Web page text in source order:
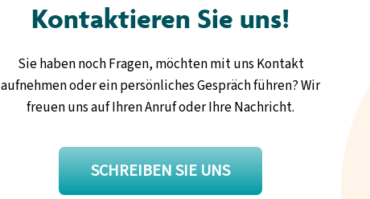
Kontaktieren Sie uns!
Sie haben noch Fragen, möchten mit uns Kontakt
aufnehmen oder ein persönliches Gespräch führen? Wir
freuen uns auf Ihren Anruf oder Ihre Nachricht.
SCHREIBEN SIE UNS